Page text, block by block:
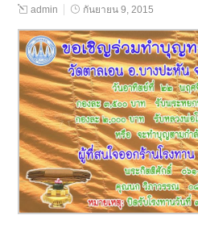
admin กันยายน 9, 2015